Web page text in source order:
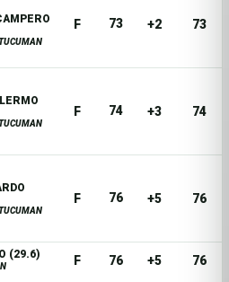
F 73 +2 73
F 74 +3 74
F 76 +5 76
(29.6) F 76 +5 76